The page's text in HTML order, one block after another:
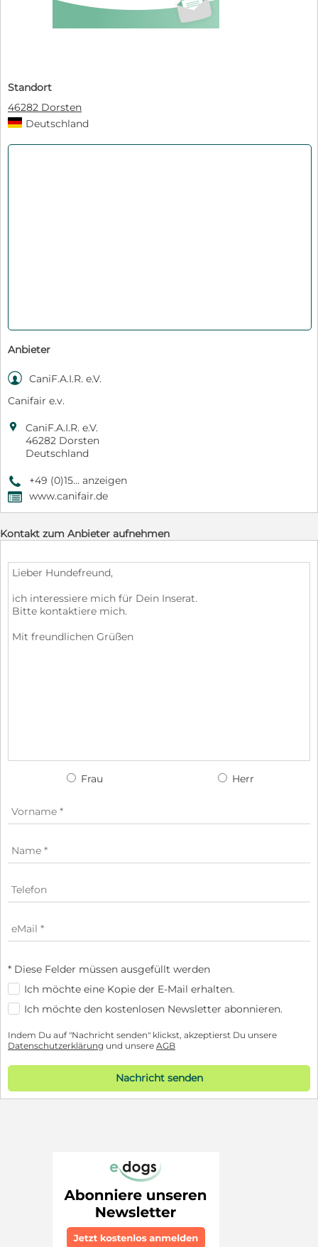
Standort
46282 Dorsten
Deutschland
Anbieter
 CaniF.A.I.R. e.V.
Canifair e.v.

CaniF.A.I.R. e.V.
46282 Dorsten
Deutschland
9 +49 (0)15... anzeigen
, www.canifair.de
Kontakt zum Anbieter aufnehmen
Frau Herr
* Diese Felder müssen ausgefüllt werden
Ich möchte eine Kopie der E-Mail erhalten.
Ich möchte den kostenlosen Newsletter abonnieren.
Indem Du auf "Nachricht senden" klickst, akzeptierst Du unsere
Datenschutzerklärung und unsere AGB
Nachricht senden